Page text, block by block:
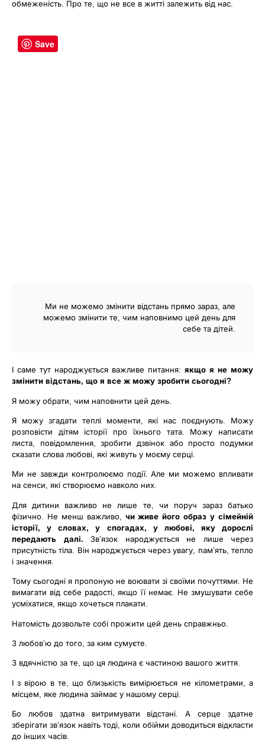
обмеженість. Про те, що не все в житті залежить від нас.
Ми не можемо змінити відстань прямо зараз, але
можемо змінити те, чим наповнимо цей день для
себе та дітей.
І саме тут народжується важливе питання: якщо я не можу
змінити відстань, що я все ж можу зробити сьогодні?
Я можу обрати, чим наповнити цей день.
Я можу згадати теплі моменти, які нас поєднують. Можу
розповісти дітям історії про їхнього тата. Можу написати
листа, повідомлення, зробити дзвінок або просто подумки
сказати слова любові, які живуть у моєму серці.
Ми не завжди контролюємо події. Але ми можемо впливати
на сенси, які створюємо навколо них.
Для дитини важливо не лише те, чи поруч зараз батько
фізично. Не менш важливо, чи живе його образ у сімейній
історії, у словах, у спогадах, у любові, яку дорослі
передають далі. Зв’язок народжується не лише через
присутність тіла. Він народжується через увагу, пам’ять, тепло
і значення.
Тому сьогодні я пропоную не воювати зі своїми почуттями. Не
вимагати від себе радості, якщо її немає. Не змушувати себе
усміхатися, якщо хочеться плакати.
Натомість дозвольте собі прожити цей день справжньо.
З любов’ю до того, за ким сумуєте.
З вдячністю за те, що ця людина є частиною вашого життя.
І з вірою в те, що близькість вимірюється не кілометрами, а
місцем, яке людина займає у нашому серці.
Бо любов здатна витримувати відстані. А серце здатне
зберігати зв’язок навіть тоді, коли обійми доводиться відкласти
до інших часів.
Save